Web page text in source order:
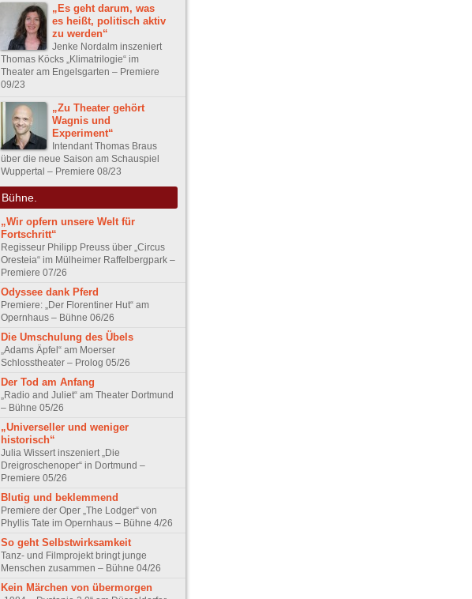
„Es geht darum, was
es heißt, politisch aktiv
zu werden“
Jenke Nordalm inszeniert
Thomas Köcks „Klimatrilogie“ im
Theater am Engelsgarten – Premiere
09/23
„Zu Theater gehört
Wagnis und
Experiment“
Intendant Thomas Braus
über die neue Saison am Schauspiel
Wuppertal – Premiere 08/23
Bühne.
„Wir opfern unsere Welt für
Fortschritt“
Regisseur Philipp Preuss über „Circus
Oresteia“ im Mülheimer Raffelbergpark –
Premiere 07/26
Odyssee dank Pferd
Premiere: „Der Florentiner Hut“ am
Opernhaus – Bühne 06/26
Die Umschulung des Übels
„Adams Äpfel“ am Moerser
Schlosstheater – Prolog 05/26
Der Tod am Anfang
„Radio and Juliet“ am Theater Dortmund
– Bühne 05/26
„Universeller und weniger
historisch“
Julia Wissert inszeniert „Die
Dreigroschenoper“ in Dortmund –
Premiere 05/26
Blutig und beklemmend
Premiere der Oper „The Lodger“ von
Phyllis Tate im Opernhaus – Bühne 4/26
So geht Selbstwirksamkeit
Tanz- und Filmprojekt bringt junge
Menschen zusammen – Bühne 04/26
Kein Märchen von übermorgen